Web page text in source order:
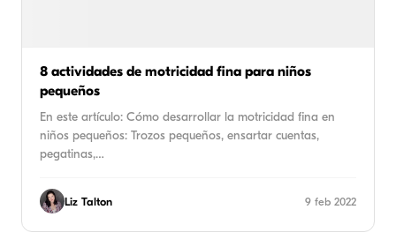
8 actividades de motricidad fina para niños
pequeños
En este artículo: Cómo desarrollar la motricidad fina en
niños pequeños: Trozos pequeños, ensartar cuentas,
pegatinas,…
Liz Talton 9 feb 2022